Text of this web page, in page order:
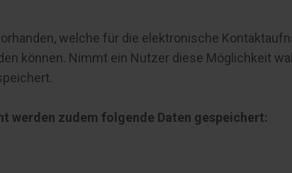
welche für die elektronische
können. Nimmt ein Nutzer diese Möglichkeit
werden zudem folgende Daten gespeichert: